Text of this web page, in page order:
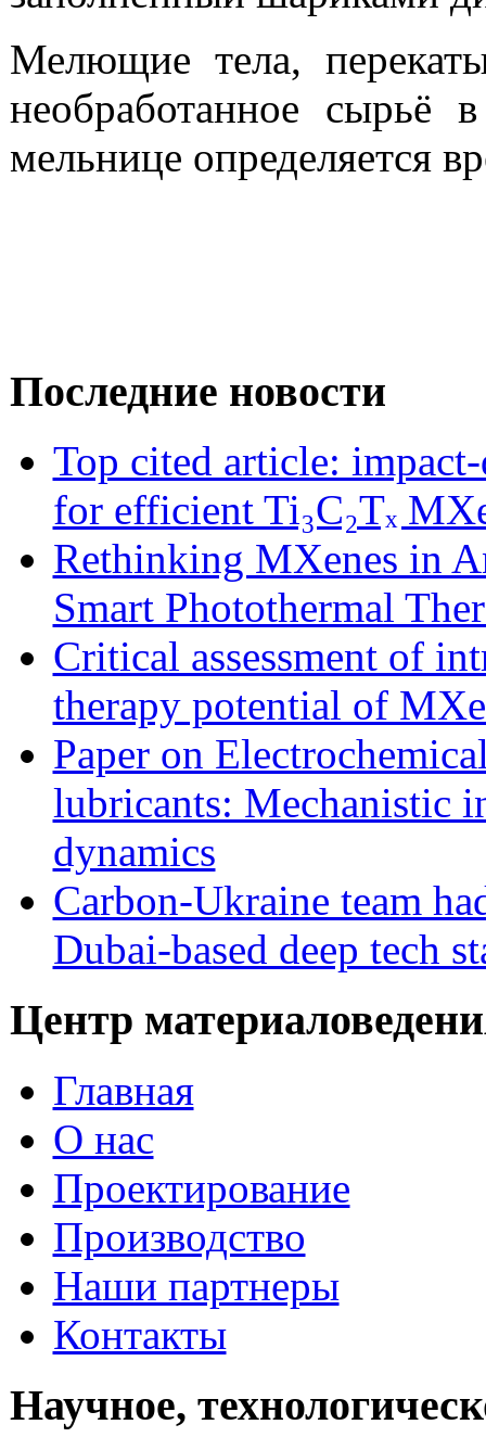
Мелющие тела,
необработанное сырьё
мельнице определяется
Последние новости
Top cited article:
for efficient Ti₃C₂Tₓ
Rethinking MXenes in
Smart Photothermal
Critical assessment of
therapy potential of
Paper on
lubricants: Mechanistic
dynamics
Carbon-Ukraine team
Dubai-based deep tech
Центр
Главная
О нас
Проектирование
Производство
Наши партнеры
Контакты
Научное,